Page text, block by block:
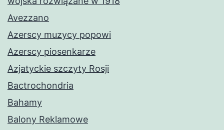
Avezzano
Azerscy muzycy popowi
Azerscy piosenkarze
Azjatyckie szczyty Rosji
Bactrochondria
Bahamy
Balony Reklamowe